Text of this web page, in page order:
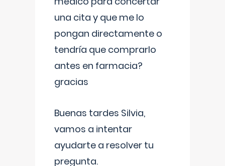
una cita y que me lo
pongan directamente o
tendría que comprarlo
antes en farmacia?
gracias
Buenas tardes Silvia,
vamos a intentar
ayudarte a resolver tu
pregunta.